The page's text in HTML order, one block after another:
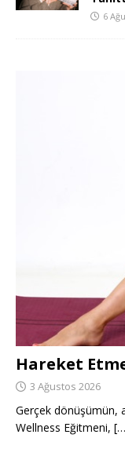
6
Hareket
3 Ağustos 2026
Gerçek dönüşümün,
Wellness Eğitmeni,